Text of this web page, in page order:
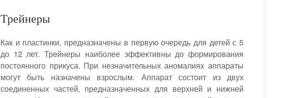
Трейнеры
Как и пластинки, предназначены в первую очередь для детей с 5
до 12 лет. Трейнеры наиболее эффективны до формирования
постоянного прикуса. При незначительных аномалиях аппараты
могут быть назначены взрослым. Аппарат состоит из двух
соединенных частей, предназначенных для верхней и нижней